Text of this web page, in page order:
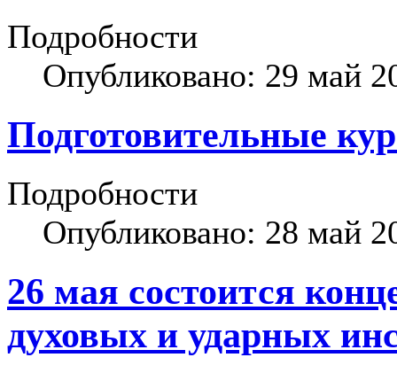
Подробности
Опубликовано: 29 май
Подготовительные
Подробности
Опубликовано: 28 май
26 мая состоится
духовых и ударных